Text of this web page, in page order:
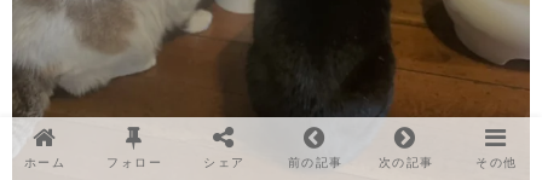
ホーム フォロー シェア 前の記事 次の記事 その他